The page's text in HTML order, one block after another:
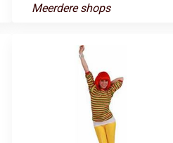
Meerdere shops